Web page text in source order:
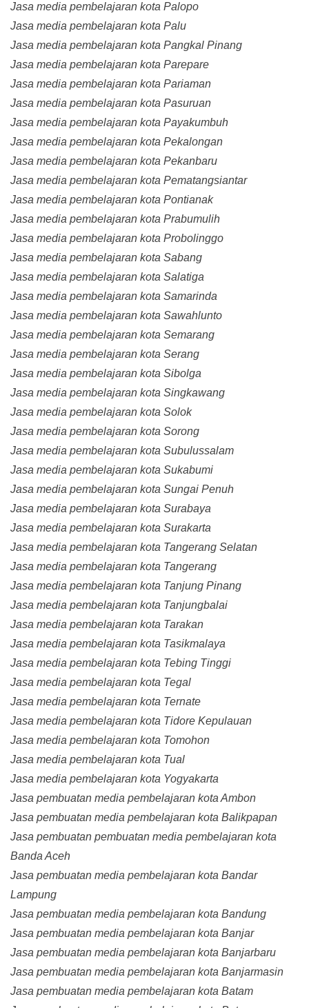
Jasa media pembelajaran kota Palopo
Jasa media pembelajaran kota Palu
Jasa media pembelajaran kota Pangkal Pinang
Jasa media pembelajaran kota Parepare
Jasa media pembelajaran kota Pariaman
Jasa media pembelajaran kota Pasuruan
Jasa media pembelajaran kota Payakumbuh
Jasa media pembelajaran kota Pekalongan
Jasa media pembelajaran kota Pekanbaru
Jasa media pembelajaran kota Pematangsiantar
Jasa media pembelajaran kota Pontianak
Jasa media pembelajaran kota Prabumulih
Jasa media pembelajaran kota Probolinggo
Jasa media pembelajaran kota Sabang
Jasa media pembelajaran kota Salatiga
Jasa media pembelajaran kota Samarinda
Jasa media pembelajaran kota Sawahlunto
Jasa media pembelajaran kota Semarang
Jasa media pembelajaran kota Serang
Jasa media pembelajaran kota Sibolga
Jasa media pembelajaran kota Singkawang
Jasa media pembelajaran kota Solok
Jasa media pembelajaran kota Sorong
Jasa media pembelajaran kota Subulussalam
Jasa media pembelajaran kota Sukabumi
Jasa media pembelajaran kota Sungai Penuh
Jasa media pembelajaran kota Surabaya
Jasa media pembelajaran kota Surakarta
Jasa media pembelajaran kota Tangerang Selatan
Jasa media pembelajaran kota Tangerang
Jasa media pembelajaran kota Tanjung Pinang
Jasa media pembelajaran kota Tanjungbalai
Jasa media pembelajaran kota Tarakan
Jasa media pembelajaran kota Tasikmalaya
Jasa media pembelajaran kota Tebing Tinggi
Jasa media pembelajaran kota Tegal
Jasa media pembelajaran kota Ternate
Jasa media pembelajaran kota Tidore Kepulauan
Jasa media pembelajaran kota Tomohon
Jasa media pembelajaran kota Tual
Jasa media pembelajaran kota Yogyakarta
Jasa pembuatan media pembelajaran kota Ambon
Jasa pembuatan media pembelajaran kota Balikpapan
Jasa pembuatan pembuatan media pembelajaran kota
Banda Aceh
Jasa pembuatan media pembelajaran kota Bandar
Lampung
Jasa pembuatan media pembelajaran kota Bandung
Jasa pembuatan media pembelajaran kota Banjar
Jasa pembuatan media pembelajaran kota Banjarbaru
Jasa pembuatan media pembelajaran kota Banjarmasin
Jasa pembuatan media pembelajaran kota Batam